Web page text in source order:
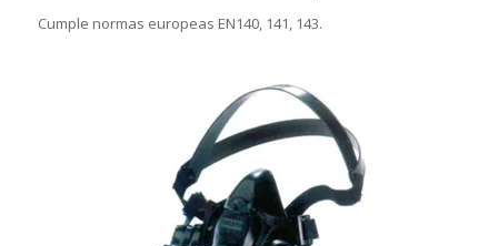
Cumple normas europeas EN140, 141, 143.